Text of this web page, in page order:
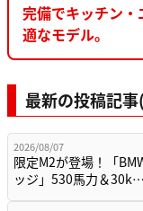
完備でキッチン
適なモデル。
最新の投稿記
2026/08/07
限定M2が登場！「
ッジ」530馬力＆30k…